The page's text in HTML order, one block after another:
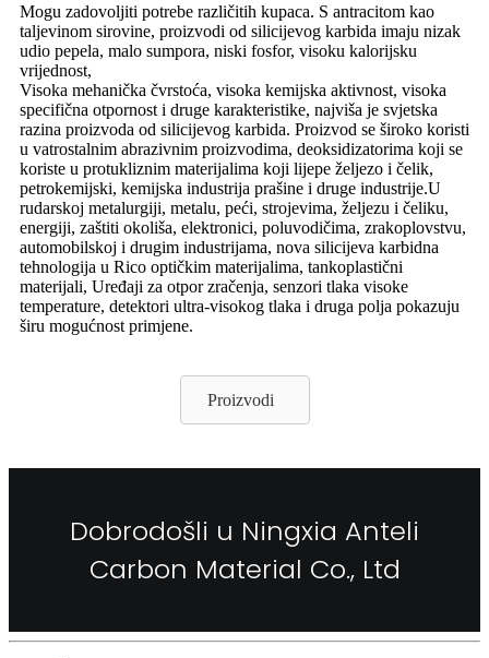
Mogu zadovoljiti potrebe različitih kupaca. S antracitom kao
taljevinom sirovine, proizvodi od silicijevog karbida imaju nizak
udio pepela, malo sumpora, niski fosfor, visoku kalorijsku
vrijednost,
Visoka mehanička čvrstoća, visoka kemijska aktivnost, visoka
specifična otpornost i druge karakteristike, najviša je svjetska
razina proizvoda od silicijevog karbida. Proizvod se široko koristi
u vatrostalnim abrazivnim proizvodima, deoksidizatorima koji se
koriste u protukliznim materijalima koji lijepe željezo i čelik,
petrokemijski, kemijska industrija prašine i druge industrije.U
rudarskoj metalurgiji, metalu, peći, strojevima, željezu i čeliku,
energiji, zaštiti okoliša, elektronici, poluvodičima, zrakoplovstvu,
automobilskoj i drugim industrijama, nova silicijeva karbidna
tehnologija u Rico optičkim materijalima, tankoplastični
materijali, Uređaji za otpor zračenja, senzori tlaka visoke
temperature, detektori ultra-visokog tlaka i druga polja pokazuju
širu mogućnost primjene.
Proizvodi
Dobrodošli u Ningxia Anteli
Carbon Material Co., Ltd